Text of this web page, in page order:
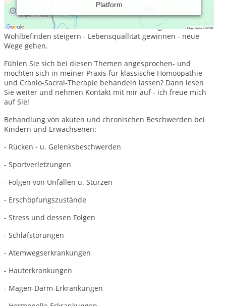
Platform
Potentiale nutzen - eigenen Heilkräften vertauen -
Herausforderungen annehmen - Prozesse fördern - Lösungen
finden - Beschwerden lindern - Klarheit erlangen -
Wohlbefinden steigern - Lebensquallität gewinnen - neue
Wege gehen.
Fühlen Sie sich bei diesen Themen angesprochen- und
möchten sich in meiner Praxis für klassische Homöopathie
und Cranio-Sacral-Therapie behandeln lassen? Dann lesen
Sie weiter und nehmen Kontakt mit mir auf - ich freue mich
auf Sie!
Behandlung von akuten und chronischen Beschwerden bei
Kindern und Erwachsenen:
- Rücken - u. Gelenksbeschwerden
- Sportverletzungen
- Folgen von Unfällen u. Stürzen
- Erschöpfungszustände
- Stress und dessen Folgen
- Schlafstörungen
- Atemwegserkrankungen
- Hauterkrankungen
- Magen-Darm-Erkrankungen